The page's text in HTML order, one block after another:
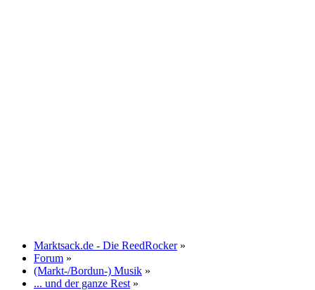
Marktsack.de - Die ReedRocker »
Forum »
(Markt-/Bordun-) Musik »
... und der ganze Rest »